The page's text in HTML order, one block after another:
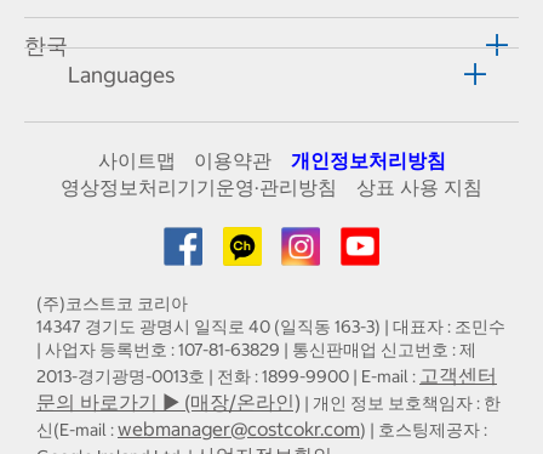
한국
Languages
사이트맵 이용약관
개인정보처리방침
영상정보처리기기운영·관리방침
상표 사용 지침
(주)코스트코 코리아
14347 경기도 광명시 일직로 40 (일직동 163-3) | 대표자 : 조민수
| 사업자 등록번호 : 107-81-63829 | 통신판매업 신고번호 : 제
2013-경기광명-0013호 | 전화 : 1899-9900 | E-mail : 고객센터
문의 바로가기 ▶ (매장/온라인) | 개인 정보 보호책임자 : 한
신(E-mail :webmanager@costcokr.com) | 호스팅제공자 :